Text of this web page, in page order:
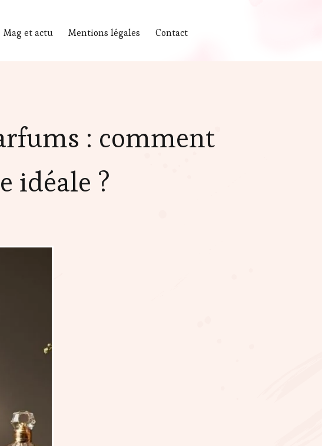
Mag et actu Mentions légales Contact
: comment
idéale ?